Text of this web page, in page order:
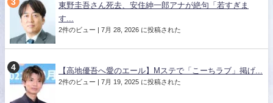
東野圭吾さん死去、安住紳一郎アナが絶句「若すぎま
す...
2件のビュー 7月 28, 2026 に投稿された
【高地優吾へ愛のエール】Mステで「こーちラブ」掲げ...
2件のビュー 7月 19, 2025 に投稿された